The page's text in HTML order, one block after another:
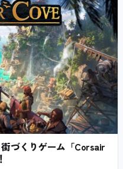
づくりゲーム「Corsair